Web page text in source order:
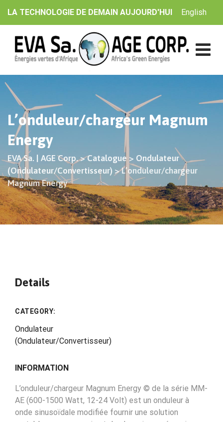
LA TECHNOLOGIE DE DEMAIN AUJOURD'HUI English
L’onduleur/chargeur Magnum
Energy
EVA Sa. | AGE Corp.>Catalogue > Ondulateur
(Ondulateur/Convertisseur) >L’onduleur/chargeur
Magnum Energy
Details
CATEGORY:
Ondulateur
(Ondulateur/Convertisseur)
INFORMATION
L’onduleur/chargeur Magnum Energy © de la série MM-
AE (600-1500 Watt, 12-24 Volt) est un onduleur à
onde sinusoïdale modifiée fournir une solution